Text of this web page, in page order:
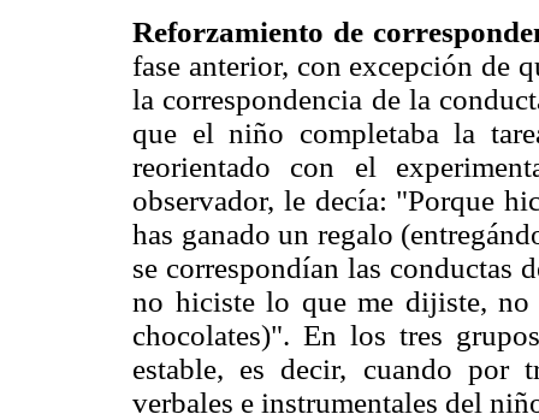
Reforzamiento de
fase anterior, con excepción de
la correspondencia de la
que el niño completaba la
reorientado con el
observador, le decía: "Porque
has ganado un regalo
se correspondían las conductas
no hiciste lo que me dijiste, no
chocolates)". En los tres
estable, es decir, cuando por
verbales e instrumentales del